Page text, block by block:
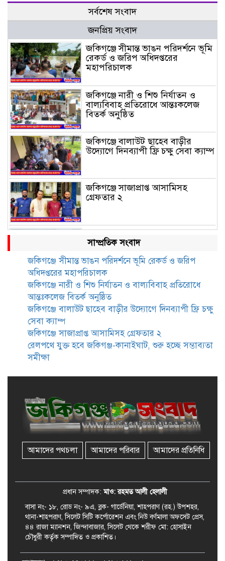
সর্বশেষ সংবাদ
জনপ্রিয় সংবাদ
জকিগঞ্জে সীমান্ত ভাঙন পরিদর্শনে ভূমি
রেকর্ড ও জরিপ অধিদপ্তরের
মহাপরিচালক
জকিগঞ্জে নারী ও শিশু নির্যাতন ও
বাল্যবিবাহ প্রতিরোধে আন্তঃকলেজ
বিতর্ক অনুষ্ঠিত
জকিগঞ্জে বালাউট ছাহেব বাড়ীর
উদ্যোগে দিনব্যাপী ফ্রি চক্ষু সেবা ক্যাম্প
জকিগঞ্জে সাজাপ্রাপ্ত আসামিসহ
গ্রেফতার ২
রেলপথে যুক্ত হবে জকিগঞ্জ-কানাইঘাট,
শুরু হচ্ছে সম্ভাব্যতা সমীক্ষা
সাবেক এমপি হাফিজ আহমদ
মজুমদার কি আত্মগোপনে? ভাইরাল
ছবি ঘিরে আলোচনা!
ভাতা পেতে টাকা লাগে না, জকিগঞ্জে
সমাজসেবা কর্মকর্তার গুরুত্বপূর্ণ বার্তা
জকিগঞ্জে সরকারি পাঁচ ভাতার আবেদন
জকিগঞ্জে সুরমা নদীর বালুমহালে
মোবাইল কোর্ট পরিচালনা করলেন
ইউএনও: সরেজমিনে অভিযোগের
সত্যতা মেলেনি
একজন গ্রেপ্তার
সাম্প্রতিক সংবাদ
জকিগঞ্জে সীমান্ত ভাঙন পরিদর্শনে ভূমি রেকর্ড ও জরিপ
অধিদপ্তরের মহাপরিচালক
জকিগঞ্জে নারী ও শিশু নির্যাতন ও বাল্যবিবাহ প্রতিরোধে
আন্তঃকলেজ বিতর্ক অনুষ্ঠিত
জকিগঞ্জে বালাউট ছাহেব বাড়ীর উদ্যোগে দিনব্যাপী ফ্রি চক্ষু
সেবা ক্যাম্প
জকিগঞ্জে সাজাপ্রাপ্ত আসামিসহ গ্রেফতার ২
রেলপথে যুক্ত হবে জকিগঞ্জ-কানাইঘাট, শুরু হচ্ছে সম্ভাব্যতা
সমীক্ষা
আমাদের পথচলা আমাদের পরিবার আমাদের প্রতিনিধি
প্রধান সম্পাদক:মাও: রহমত আলী হেলালী
বাসা নং- ১৮, রোড নং- ৯এ, ব্লক- গার্ডেনিয়া, শাহপরাণ (রহ.) উপশহর,
থানা-শাহপরাণ, সিলেট সিটি কর্পোরেশন এবং নিউ বর্ণমালা অফসেট প্রেস,
৪৪ রাজা ম্যানশন, জিন্দাবাজার, সিলেট থেকে শরীফ মো: হোসাইন
চৌধুরী কর্তৃক সম্পাদিত ও প্রকাশিত।